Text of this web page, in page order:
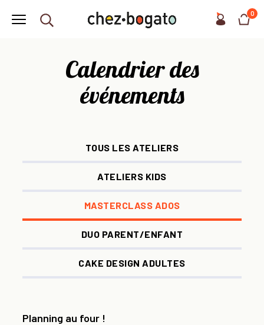
0
Calendrier des
événements
TOUS LES ATELIERS
ATELIERS KIDS
MASTERCLASS ADOS
DUO PARENT/ENFANT
CAKE DESIGN ADULTES
Planning au four !